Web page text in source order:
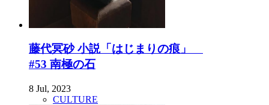
藤代冥砂 小説「はじまりの痕」
#53 南極の石
8 Jul, 2023
CULTURE